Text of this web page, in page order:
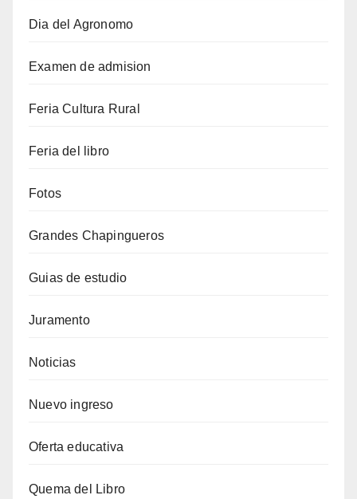
Dia del Agronomo
Examen de admision
Feria Cultura Rural
Feria del libro
Fotos
Grandes Chapingueros
Guias de estudio
Juramento
Noticias
Nuevo ingreso
Oferta educativa
Quema del Libro